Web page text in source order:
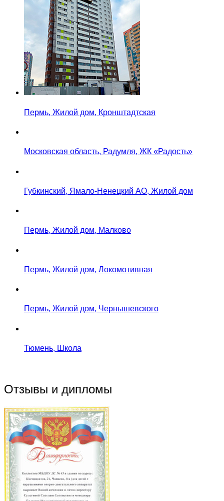
Пермь, Жилой дом, Кронштадтская
Московская область, Радумля, ЖК «Радость»
Губкинский, Ямало-Ненецкий АО, Жилой дом
Пермь, Жилой дом, Малково
Пермь, Жилой дом, Локомотивная
Пермь, Жилой дом, Чернышевского
Тюмень, Школа
Отзывы и дипломы